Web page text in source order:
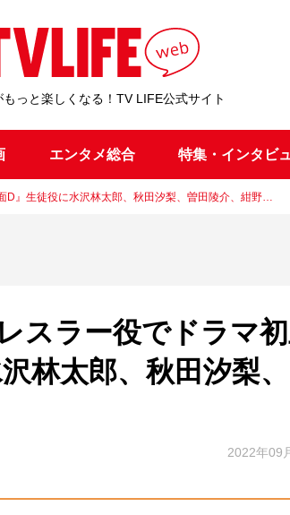
もっと楽しくなる！TV LIFE公式サイト
エンタメ総合 特集・インタビ
D』生徒役に水沢林太郎、秋田汐梨、曽田陵介、紺野…
スラー役でドラマ
林太郎、秋田汐梨
2022年09